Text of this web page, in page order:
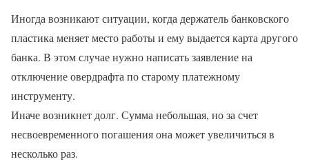
Иногда возникают ситуации, когда держатель банковского
пластика меняет место работы и ему выдается карта другого
банка. В этом случае нужно написать заявление на
отключение овердрафта по старому платежному
инструменту.
Иначе возникнет долг. Сумма небольшая, но за счет
несвоевременного погашения она может увеличиться в
несколько раз.